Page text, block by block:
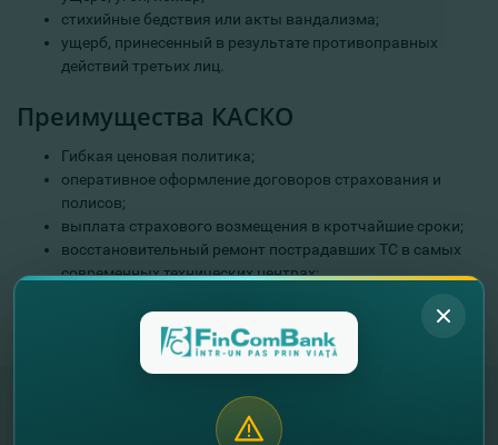
стихийные бедствия или акты вандализма;
ущерб, принесенный в результате противоправных
действий третьих лиц.
Преимущества КАСКО
Гибкая ценовая политика;
оперативное оформление договоров страхования и
полисов;
выплата страхового возмещения в кротчайшие сроки;
восстановительный ремонт пострадавших ТС в самых
современных технических центрах;
и иной поддержки в любой стране Европы и СНГ через
международную компанию AVUS International.